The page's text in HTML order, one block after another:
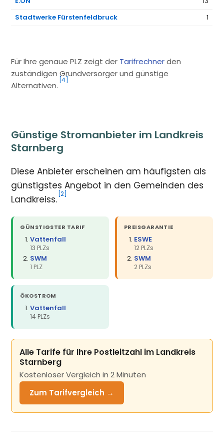
Stadtwerke Fürstenfeldbruck
1
Für Ihre genaue PLZ zeigt der Tarifrechnerden
zuständigen Grundversorger und günstige
Alternativen.
[4]
Günstige Stromanbieter im Landkreis
Starnberg
Diese Anbieter erscheinen am häufigsten als
günstigstes Angebot in den Gemeinden des
Landkreiss. [2]
GÜNSTIGSTER TARIF
Vattenfall
13 PLZs
SWM
1 PLZ
PREISGARANTIE
ESWE
12 PLZs
SWM
2 PLZs
ÖKOSTROM
Vattenfall
14 PLZs
Alle Tarife für Ihre Postleitzahl im Landkreis
Starnberg
Kostenloser Vergleich in 2 Minuten
Zum Tarifvergleich →